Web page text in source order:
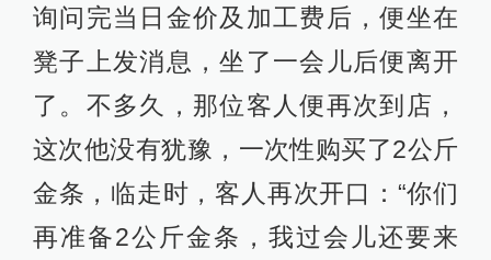
询问完当日金价及加工费后，便坐在
凳子上发消息，坐了一会儿后便离开
了。不多久，那位客人便再次到店，
这次他没有犹豫，一次性购买了2公斤
金条，临走时，客人再次开口：“你们
再准备2公斤金条，我过会儿还要来